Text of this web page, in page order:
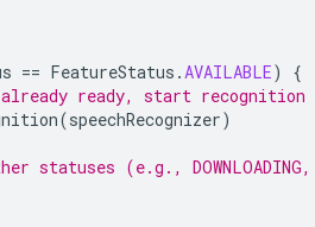
== FeatureStatus .AVAILABLE)
{
ready, start recognition
(speechRecognizer)
statuses (e.g., DOWNLOADING,